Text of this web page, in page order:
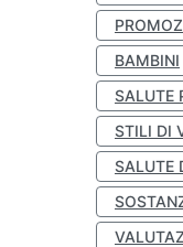
BAMBINI
SALUTE
STILI DI
SALUTE